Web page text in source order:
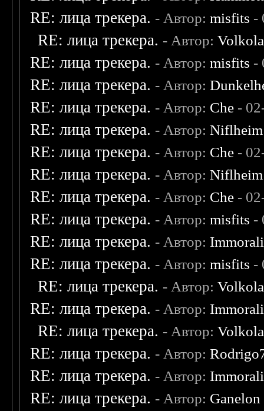
RE: лица трекера. - Автор:misfits -
RE: лица трекера. - Автор:
RE: лица трекера. - Автор:misfits -
RE: лица трекера. - Автор:
RE: лица трекера. - Автор: Che -
RE: лица трекера. - Автор:Niflheim
RE: лица трекера. - Автор: Che -
RE: лица трекера. - Автор:Niflheim
RE: лица трекера. - Автор: Che -
RE: лица трекера. - Автор:misfits -
RE: лица трекера. - Автор:
RE: лица трекера. - Автор:misfits -
RE: лица трекера. - Автор:
RE: лица трекера. - Автор:
RE: лица трекера. - Автор:
RE: лица трекера. - Автор:
RE: лица трекера. - Автор:
RE: лица трекера. - Автор: Ganelon